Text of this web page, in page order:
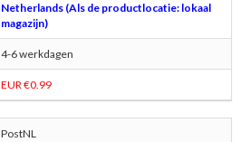
Netherlands (Als de productlocatie: lokaal
magazijn)
4-6 werkdagen
EUR €0.99
PostNL